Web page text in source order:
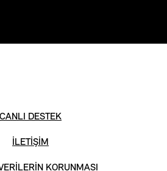
CANLI DESTEK
İLETİŞİM
KORUNMASI